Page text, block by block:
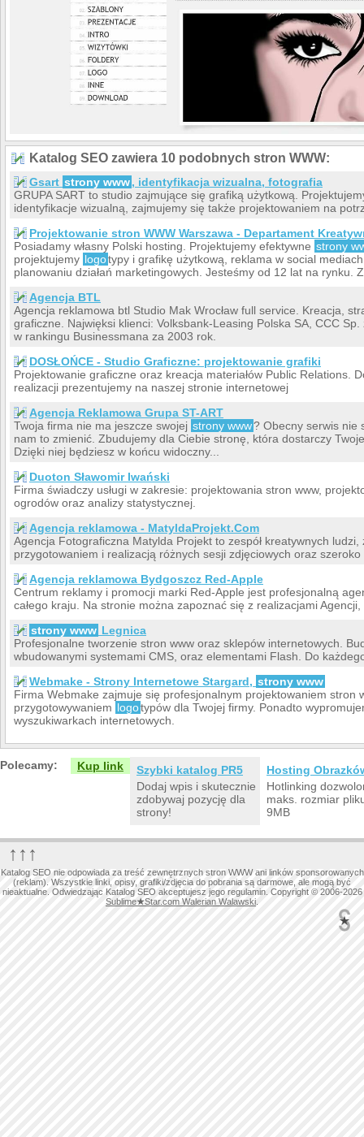
Katalog SEO zawiera 10 podobnych stron WWW:
Gsart strony www, identyfikacja wizualna, fotografia
GRUPA SART to studio zajmujące się grafiką użytkową.
identyfikacje wizualną, zajmujemy się także projektowaniem na
Projektowanie stron WWW Warszawa - Departament
Posiadamy własny Polski hosting. Projektujemy efektywne strony
projektujemy logotypy i grafikę użytkową, reklama w social
planowaniu działań marketingowych. Jesteśmy od 12 lat na rynku.
Agencja BTL
Agencja reklamowa btl Studio Mak Wrocław full service. Kreacja,
graficzne. Najwięksi klienci: Volksbank-Leasing Polska SA, CCC
w rankingu Businessmana za 2003 rok.
DOSŁOŃCE - Studio Graficzne: projektowanie grafiki
Projektowanie graficzne oraz kreacja materiałów Public Relations.
realizacji prezentujemy na naszej stronie internetowej
Agencja Reklamowa Grupa ST-ART
Twoja firma nie ma jeszcze swojej strony www? Obecny serwis nie
nam to zmienić. Zbudujemy dla Ciebie stronę, która dostarczy
Dzięki niej będziesz w końcu widoczny...
Duoton Sławomir Iwański
Firma świadczy usługi w zakresie: projektowania stron www,
ogrodów oraz analizy statystycznej.
Agencja reklamowa - MatyldaProjekt.Com
Agencja Fotograficzna Matylda Projekt to zespół kreatywnych
przygotowaniem i realizacją różnych sesji zdjęciowych oraz
Agencja reklamowa Bydgoszcz Red-Apple
Centrum reklamy i promocji marki Red-Apple jest profesjonalną
całego kraju. Na stronie można zapoznać się z realizacjami
strony www Legnica
Profesjonalne tworzenie stron www oraz sklepów internetowych.
wbudowanymi systemami CMS, oraz elementami Flash. Do
Webmake - Strony Internetowe Stargard, strony www
Firma Webmake zajmuje się profesjonalnym projektowaniem stron
przygotowywaniem logotypów dla Twojej firmy. Ponadto
wyszukiwarkach internetowych.
Polecamy: Kup link
Szybki katalog PR5
Dodaj wpis i skutecznie
zdobywaj pozycję dla
strony!
Hosting
Hotlinking
maks. rozmiar
9MB
↑↑↑
Katalog SEO nie odpowiada za treść zewnętrznych stron WWW ani linków sponsorowanych
(reklam). Wszystkie linki, opisy, grafiki/zdjęcia do pobrania są darmowe, ale mogą być
nieaktualne. Odwiedzając Katalog SEO akceptujesz jego regulamin. Copyright © 2006-2026
Sublime★Star.com Walerian Walawski